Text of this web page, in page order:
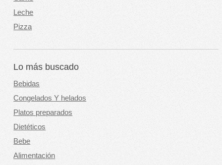
Leche
Pizza
Lo más buscado
Bebidas
Congelados Y helados
Platos preparados
Dietéticos
Bebe
Alimentación